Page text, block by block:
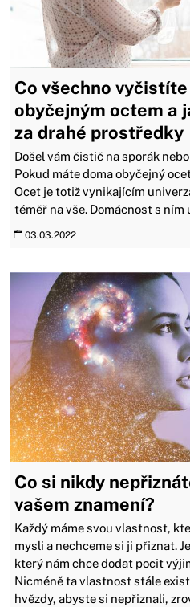
Co všechno
obyčejným octem a
za drahé prostředky
Došel vám čistič na sporák
Pokud máte doma obyčejný
Ocet je totiž vynikajícím
téměř na vše. Domácnost s
03.03.2022
Co si nikdy
vašem znamení?
​​​​​​​Každý máme svou vlastnost,
mysli a nechceme si ji přiznat.
který nám chce dodat pocit
Nicméně ta vlastnost stále
hvězdy, abyste si nepřiznali,